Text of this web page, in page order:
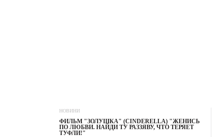
НОВИНИ
ФИЛЬМ "ЗОЛУШКА" (CINDERELLA) "ЖЕНИСЬ
ПО ЛЮБВИ. НАЙДИ ТУ РАЗЗЯВУ, ЧТО ТЕРЯЕТ
ТУФЛИ!"